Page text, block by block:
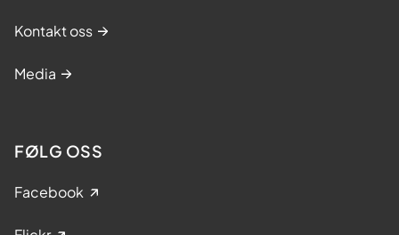
Kontakt oss
Media
FØLG OSS
Facebook